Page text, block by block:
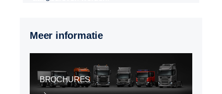
Meer informatie
BROCHURES